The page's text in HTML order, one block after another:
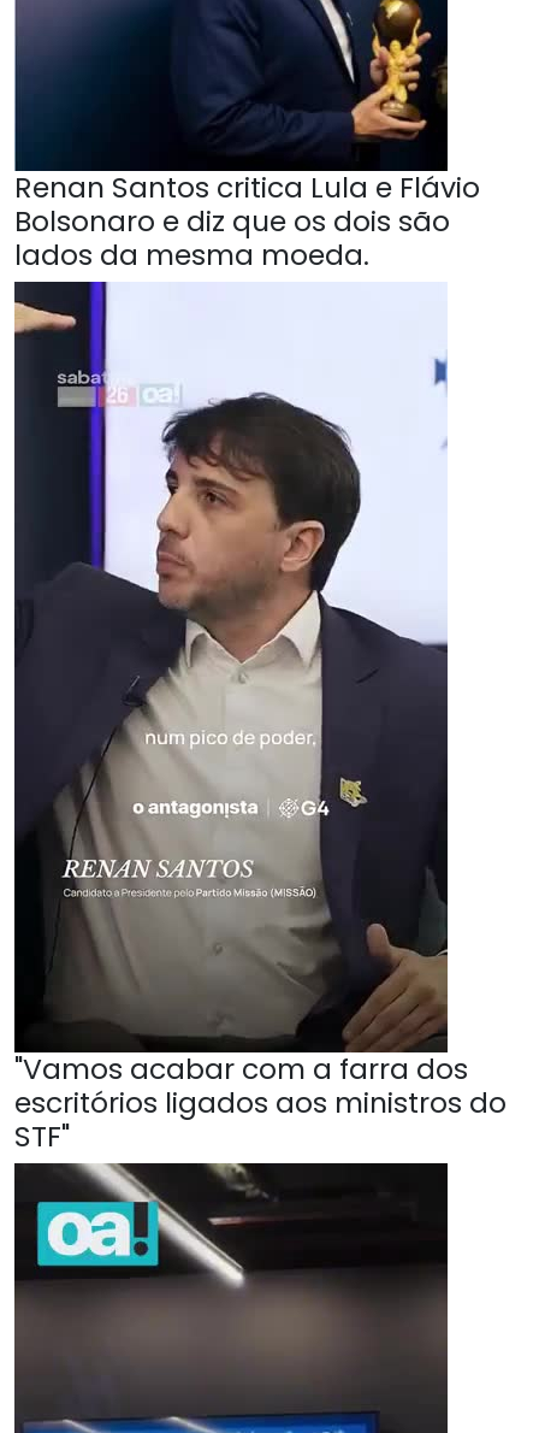
Renan Santos critica Lula e Flávio
Bolsonaro e diz que os dois são
lados da mesma moeda.
"Vamos acabar com a farra dos
escritórios ligados aos ministros do
STF"